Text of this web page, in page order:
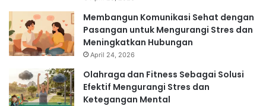
Membangun Komunikasi Sehat dengan
Pasangan untuk Mengurangi Stres dan
Meningkatkan Hubungan
April 24, 2026
Olahraga dan Fitness Sebagai Solusi
Efektif Mengurangi Stres dan
Ketegangan Mental